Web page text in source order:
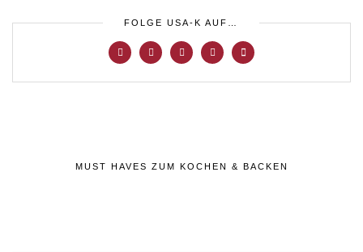
FOLGE USA-K AUF…
MUST HAVES ZUM KOCHEN & BACKEN